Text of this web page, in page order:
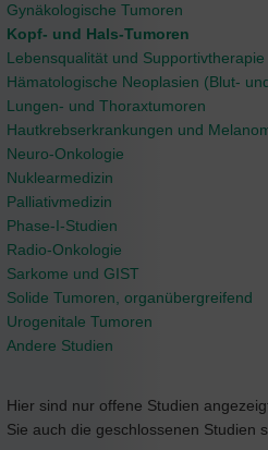
Gynäkologische Tumoren
Kopf- und Hals-Tumoren
Lebensqualität und Supportivtherapie
Hämatologische Neoplasien (Blut-
Lungen- und Thoraxtumoren
Hautkrebserkrankungen und
Neuro-Onkologie
Nuklearmedizin
Palliativmedizin
Phase-I-Studien
Radio-Onkologie
Sarkome und GIST
Solide Tumoren, organübergreifend
Urogenitale Tumoren
Andere Studien
Hier sind nur offene Studien
Sie auch die geschlossenen Studien